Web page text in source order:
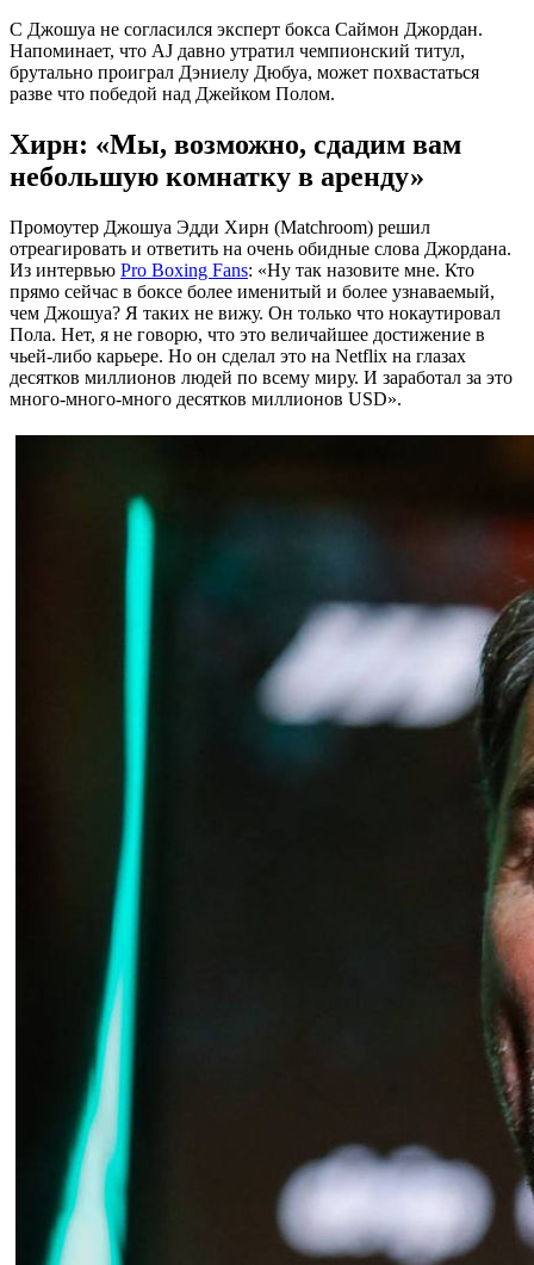
С Джошуа не согласился эксперт бокса Саймон Джордан.
Напоминает, что AJ давно утратил чемпионский титул,
брутально проиграл Дэниелу Дюбуа, может похвастаться
разве что победой над Джейком Полом.
Хирн: «Мы, возможно, сдадим вам
небольшую комнатку в аренду»
Промоутер Джошуа Эдди Хирн (Matchroom) решил
отреагировать и ответить на очень обидные слова Джордана.
Из интервью Pro Boxing Fans: «Ну так назовите мне. Кто
прямо сейчас в боксе более именитый и более узнаваемый,
чем Джошуа? Я таких не вижу. Он только что нокаутировал
Пола. Нет, я не говорю, что это величайшее достижение в
чьей-либо карьере. Но он сделал это на Netflix на глазах
десятков миллионов людей по всему миру. И заработал за это
много-много-много десятков миллионов USD».